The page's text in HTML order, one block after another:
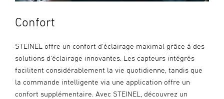
Confort
STEINEL offre un confort d'éclairage maximal grâce à des
solutions d'éclairage innovantes. Les capteurs intégrés
facilitent considérablement la vie quotidienne, tandis que
la commande intelligente via une application offre un
confort supplémentaire. Avec STEINEL, découvrez un